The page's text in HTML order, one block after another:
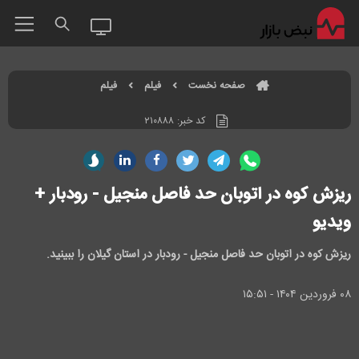
صفحه نخست فیلم فیلم
کد خبر: ۲۱۰۸۸۸
ریزش کوه در اتوبان حد فاصل منجیل - رودبار +
ویدیو
ریزش کوه در اتوبان حد فاصل منجیل - رودبار در استان گیلان را ببینید.
۰۸ فروردين ۱۴۰۴ - ۱۵:۵۱